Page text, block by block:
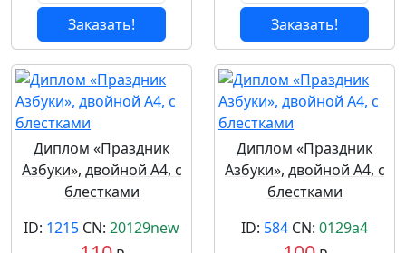
Заказать! Заказать!
Диплом «Праздник
Азбуки», двойной А4, с
блестками
ID: 1215 CN: 20129new
Диплом «Праздник
Азбуки», двойной А4, с
блестками
ID: 584 CN: 0129a4